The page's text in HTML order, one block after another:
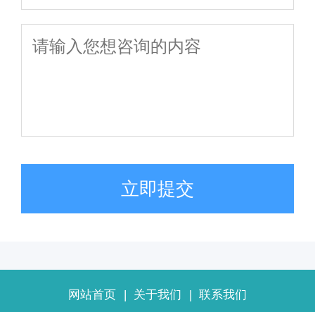
立即提交
网站首页 关于我们 联系我们